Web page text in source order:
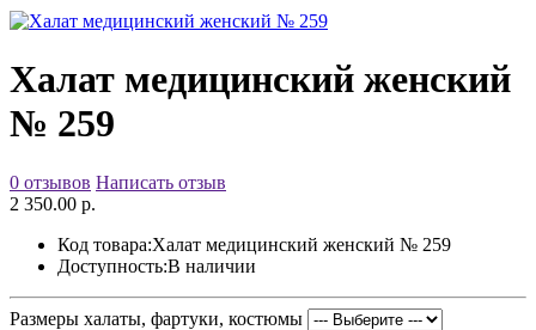
Халат медицинский женский
№ 259
0 отзывов Написать отзыв
2 350.00 р.
Код товара:Халат медицинский женский № 259
Доступность:В наличии
Размеры халаты, фартуки, костюмы